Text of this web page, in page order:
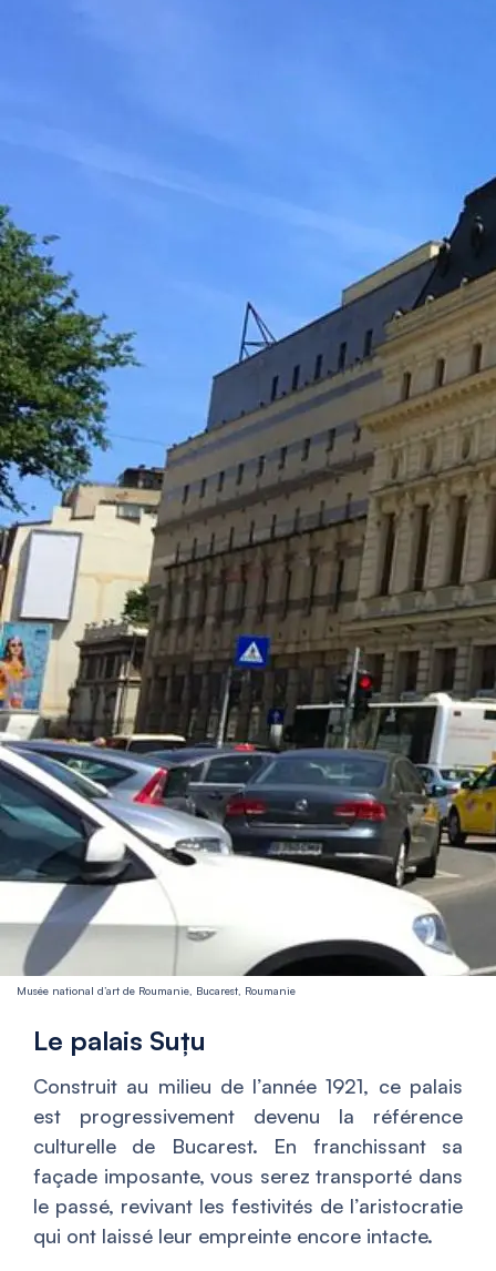
Musée national d’art de Roumanie, Bucarest, Roumanie
Le palais Suțu
Construit au milieu de l’année 1921, ce palais
est progressivement devenu la référence
culturelle de Bucarest. En franchissant sa
façade imposante, vous serez transporté dans
le passé, revivant les festivités de l’aristocratie
qui ont laissé leur empreinte encore intacte.